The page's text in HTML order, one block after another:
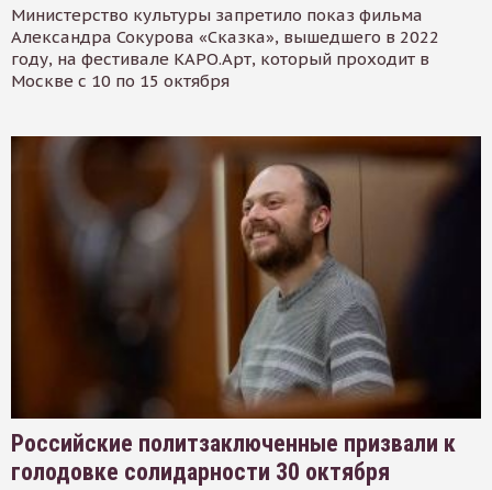
Министерство культуры запретило показ фильма
Александра Сокурова «Сказка», вышедшего в 2022
году, на фестивале КАРО.Арт, который проходит в
Москве с 10 по 15 октября
Российские политзаключенные призвали к
голодовке солидарности 30 октября